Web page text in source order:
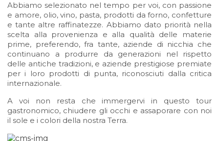
Abbiamo selezionato nel tempo per voi, con passione
e amore, olio, vino, pasta, prodotti da forno, confetture
e tante altre raffinatezze. Abbiamo dato priorità nella
scelta alla provenienza e alla qualità delle materie
prime, preferendo, fra tante, aziende di nicchia che
continuano a produrre da generazioni nel rispetto
delle antiche tradizioni, e aziende prestigiose premiate
per i loro prodotti di punta, riconosciuti dalla critica
internazionale.
A voi non resta che immergervi in questo tour
gastronomico, chiudere gli occhi e assaporare con noi
il sole e i colori della nostra Terra.